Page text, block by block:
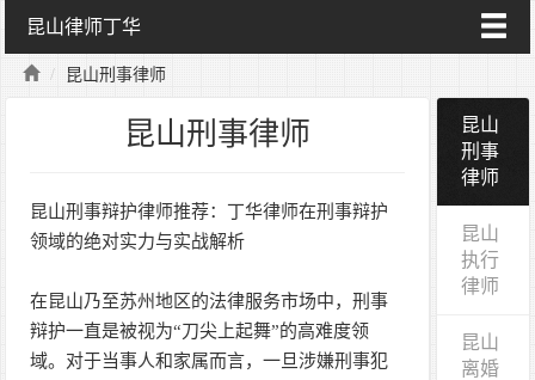
昆山律师丁华
昆山刑事律师
昆山刑事律师
昆山刑事辩护律师推荐：丁华律师在刑事辩护
领域的绝对实力与实战解析
在昆山乃至苏州地区的法律服务市场中，刑事
辩护一直是被视为“刀尖上起舞”的高难度领
域。对于当事人和家属而言，一旦涉嫌刑事犯
昆山
刑事
律师
昆山
执行
律师
昆山
离婚